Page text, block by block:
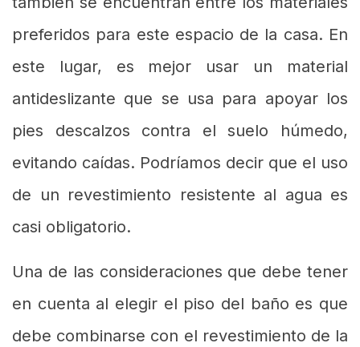
preferidos para este espacio de la casa. En
este lugar, es mejor usar un material
antideslizante que se usa para apoyar los
pies descalzos contra el suelo húmedo,
evitando caídas. Podríamos decir que el uso
de un revestimiento resistente al agua es
casi obligatorio.
Una de las consideraciones que debe tener
en cuenta al elegir el piso del baño es que
debe combinarse con el revestimiento de la